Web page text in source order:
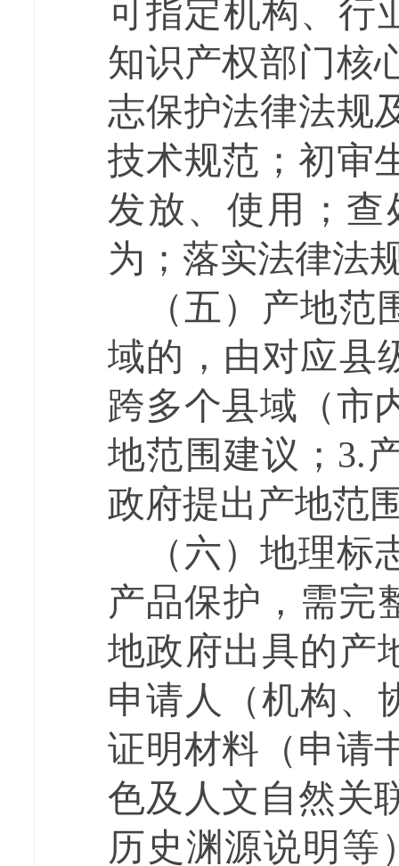
可指定机构、行
知识产权部门核
志保护法律法规
技术规范；初审
发放、使用；
为；落实法律法
（五）产地
域的，由对应县
跨多个县域（市
地范围建议； 3.
政府提出产地
（六）地理
产品保护，需完
地政府出具的产
申请人（机构、
证明材料（申请
色及人文自然关
历史渊源说明等